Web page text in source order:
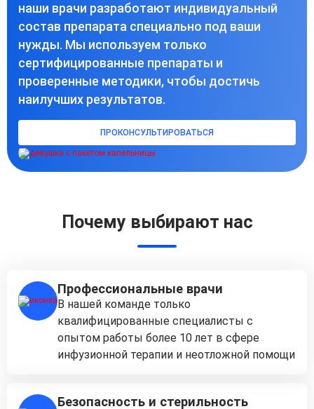
наши врачи разработают индивидуальный
состав препарата специально под ваши
нужды. Мы используем только
сертифицированные препараты и
проверенные методики, чтобы достичь
наилучших результатов.
ПРОКОНСУЛЬТИРОВАТЬСЯ
Почему выбирают нас
Профессиональные врачи
В нашей команде только
квалифицированные специалисты с
опытом работы более 10 лет в сфере
инфузионной терапии и неотложной помощи
Безопасность и стерильность